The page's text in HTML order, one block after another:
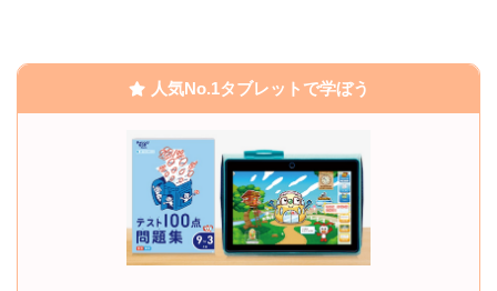
人気No.1タブレットで学ぼう